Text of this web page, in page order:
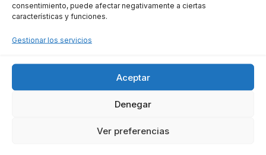
consentimiento, puede afectar negativamente a ciertas
características y funciones.
Gestionar los servicios
Aceptar
Denegar
Ver preferencias
Evalúa detenidamente las condiciones de cada
oferta y considera la asesoría de un experto
financiero para asegurarte de tomar la mejor
Documentación requerida
para reunificar deudas